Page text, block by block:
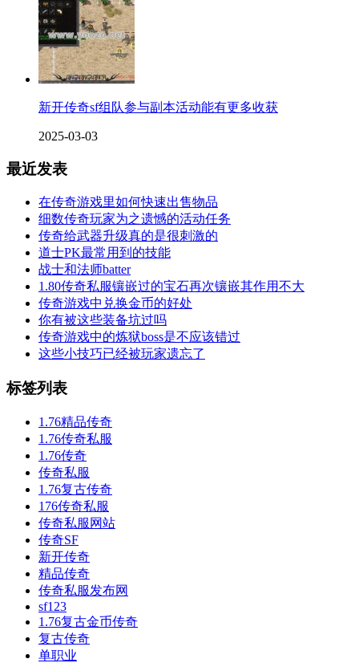
新开传奇sf组队参与副本活动能有更多收获
2025-03-03
最近发表
在传奇游戏里如何快速出售物品
细数传奇玩家为之遗憾的活动任务
传奇给武器升级真的是很刺激的
道士PK最常用到的技能
战士和法师batter
1.80传奇私服镶嵌过的宝石再次镶嵌其作用不大
传奇游戏中兑换金币的好处
你有被这些装备坑过吗
传奇游戏中的炼狱boss是不应该错过
这些小技巧已经被玩家遗忘了
标签列表
1.76精品传奇
1.76传奇私服
1.76传奇
传奇私服
1.76复古传奇
176传奇私服
传奇私服网站
传奇SF
新开传奇
精品传奇
传奇私服发布网
sf123
1.76复古金币传奇
复古传奇
单职业